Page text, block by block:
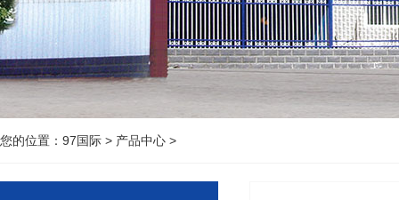
您的位置： 97国际 > 产品中心 >